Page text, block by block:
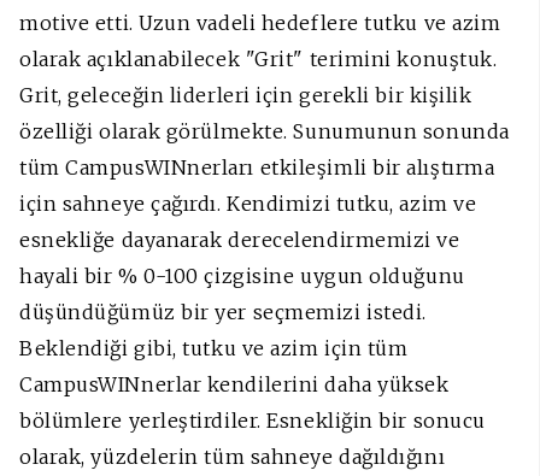
motive etti. Uzun vadeli hedeflere tutku ve azim
olarak açıklanabilecek "Grit" terimini konuştuk.
Grit, geleceğin liderleri için gerekli bir kişilik
özelliği olarak görülmekte. Sunumunun sonunda
tüm CampusWINnerları etkileşimli bir alıştırma
için sahneye çağırdı. Kendimizi tutku, azim ve
esnekliğe dayanarak derecelendirmemizi ve
hayali bir % 0-100 çizgisine uygun olduğunu
düşündüğümüz bir yer seçmemizi istedi.
Beklendiği gibi, tutku ve azim için tüm
CampusWINnerlar kendilerini daha yüksek
bölümlere yerleştirdiler. Esnekliğin bir sonucu
olarak, yüzdelerin tüm sahneye dağıldığını